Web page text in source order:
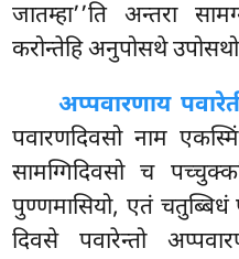
जातम्हा’’ति अन्तरा
करोन्तेहि अनुपोसथे
अप्पवारणाय
पवारणदिवसो नाम
सामग्गिदिवसो च
पुण्णमासियो, एतं
दिवसे पवारेन्तो